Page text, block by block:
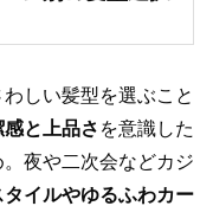
しい髪型を選ぶこと
感と上品さ を意識した
夜や二次会などカジ
タイルやゆるふわカー